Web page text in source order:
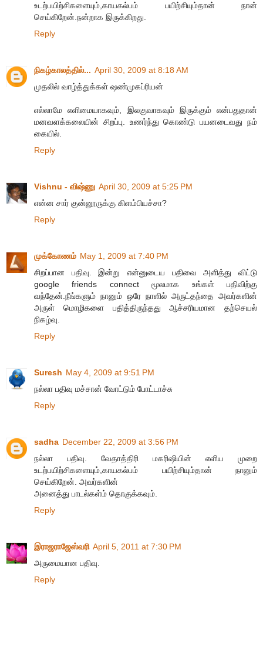
உடற்பயிற்சிகளையும்,காயகல்பம் பயிற்சியும்தான் நான்
செய்கிறேன்.நன்றாக இருக்கிறது.
Reply
நிகழ்காலத்தில்... April 30, 2009 at 8:18 AM
முதலில் வாழ்த்துக்கள் ஷண்முகப்ரியன்
எல்லாமே எளிமையாகவும், இலகுவாகவும் இருக்கும் என்பதுதான்
மனவளக்கலையின் சிறப்பு. உணர்ந்து கொண்டு பயனடைவது நம்
கையில்.
Reply
Vishnu - விஷ்ணு April 30, 2009 at 5:25 PM
என்ன சார் குன்னூருக்கு கிளம்பியச்சா?
Reply
முக்கோணம் May 1, 2009 at 7:40 PM
சிறப்பான பதிவு. இன்று என்னுடைய பதிவை அளித்து விட்டு
google friends connect மூலமாக உங்கள் பதிவிற்கு
வந்தேன்.நீங்களும் நானும் ஒரே நாளில் அருட்தந்தை அவர்களின்
அருள் மொழிகளை பதித்திருந்தது ஆச்சரியமான தற்செயல்
நிகழ்வு.
Reply
Suresh May 4, 2009 at 9:51 PM
நல்லா பதிவு மச்சான் வோட்டும் போட்டாச்சு
Reply
sadha December 22, 2009 at 3:56 PM
நல்லா பதிவு. வேதாத்திரி மகரிஷியின் எளிய முறை
உடற்பயிற்சிகளையும்,காயகல்பம் பயிற்சியும்தான் நானும்
செய்கிறேன். அவர்களின்
அனைத்து பாடல்கள்ம் தொகுக்கவும்.
Reply
இராஜராஜேஸ்வரி April 5, 2011 at 7:30 PM
அருமையான பதிவு.
Reply